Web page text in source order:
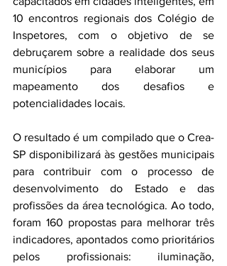
10 encontros regionais dos Colégio de
Inspetores, com o objetivo de se
debruçarem sobre a realidade dos seus
municípios para elaborar um
mapeamento dos desafios e
potencialidades locais.
O resultado é um compilado que o Crea-
SP disponibilizará às gestões municipais
para contribuir com o processo de
desenvolvimento do Estado e das
profissões da área tecnológica. Ao todo,
foram 160 propostas para melhorar três
indicadores, apontados como prioritários
pelos profissionais: iluminação,